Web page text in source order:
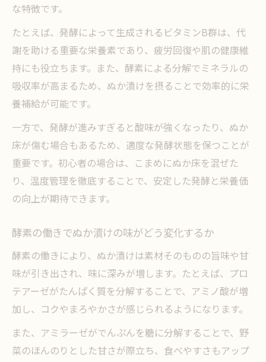
な特徴です。
たとえば、発酵によって生成されるビタミンB群は、代
謝を助ける重要な栄養素であり、疲労回復や肌の健康維
持にも役立ちます。また、酵素による分解でミネラルの
吸収率が高まるため、ぬか漬けを摂ることで効率的に栄
養補給が可能です。
一方で、発酵が進みすぎると酸味が強くなったり、ぬか
床が傷む場合もあるため、適度な発酵状態を保つことが
重要です。初心者の場合は、こまめにぬか床を混ぜた
り、温度管理を徹底することで、安定した発酵と栄養価
の向上が期待できます。
酵素の働きでぬか漬けの味がどう変化するか
酵素の働きにより、ぬか漬けは素材そのものの旨味や甘
味が引き出され、味に深みが増します。たとえば、プロ
テアーゼがたんぱく質を分解することで、アミノ酸が増
加し、コクやまろやかさが感じられるようになります。
また、アミラーゼがでんぷんを糖に分解することで、野
菜のほんのりとした甘さが際立ち、食べやすさもアップ